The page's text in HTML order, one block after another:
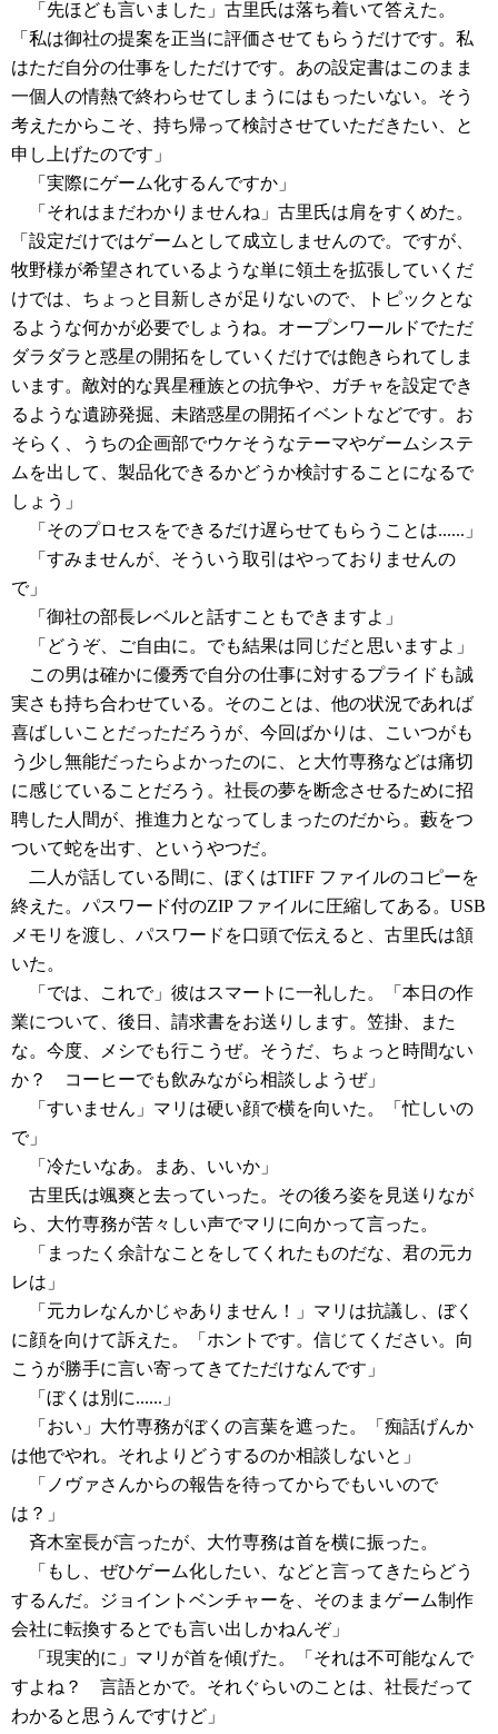
「先ほども言いました」古里氏は落ち着いて答えた。
「私は御社の提案を正当に評価させてもらうだけです。私
はただ自分の仕事をしただけです。あの設定書はこのまま
一個人の情熱で終わらせてしまうにはもったいない。そう
考えたからこそ、持ち帰って検討させていただきたい、と
申し上げたのです」
「実際にゲーム化するんですか」
「それはまだわかりませんね」古里氏は肩をすくめた。
「設定だけではゲームとして成立しませんので。ですが、
牧野様が希望されているような単に領土を拡張していくだ
けでは、ちょっと目新しさが足りないので、トピックとな
るような何かが必要でしょうね。オープンワールドでただ
ダラダラと惑星の開拓をしていくだけでは飽きられてしま
います。敵対的な異星種族との抗争や、ガチャを設定でき
るような遺跡発掘、未踏惑星の開拓イベントなどです。お
そらく、うちの企画部でウケそうなテーマやゲームシステ
ムを出して、製品化できるかどうか検討することになるで
しょう」
「そのプロセスをできるだけ遅らせてもらうことは......」
「すみませんが、そういう取引はやっておりませんの
で」
「御社の部長レベルと話すこともできますよ」
「どうぞ、ご自由に。でも結果は同じだと思いますよ」
この男は確かに優秀で自分の仕事に対するプライドも誠
実さも持ち合わせている。そのことは、他の状況であれば
喜ばしいことだっただろうが、今回ばかりは、こいつがも
う少し無能だったらよかったのに、と大竹専務などは痛切
に感じていることだろう。社長の夢を断念させるために招
聘した人間が、推進力となってしまったのだから。藪をつ
ついて蛇を出す、というやつだ。
二人が話している間に、ぼくはTIFF ファイルのコピーを
終えた。パスワード付のZIP ファイルに圧縮してある。USB
メモリを渡し、パスワードを口頭で伝えると、古里氏は頷
いた。
「では、これで」彼はスマートに一礼した。「本日の作
業について、後日、請求書をお送りします。笠掛、また
な。今度、メシでも行こうぜ。そうだ、ちょっと時間ない
か？ コーヒーでも飲みながら相談しようぜ」
「すいません」マリは硬い顔で横を向いた。「忙しいの
で」
「冷たいなあ。まあ、いいか」
古里氏は颯爽と去っていった。その後ろ姿を見送りなが
ら、大竹専務が苦々しい声でマリに向かって言った。
「まったく余計なことをしてくれたものだな、君の元カ
レは」
「元カレなんかじゃありません！」マリは抗議し、ぼく
に顔を向けて訴えた。「ホントです。信じてください。向
こうが勝手に言い寄ってきてただけなんです」
「ぼくは別に......」
「おい」大竹専務がぼくの言葉を遮った。「痴話げんか
は他でやれ。それよりどうするのか相談しないと」
「ノヴァさんからの報告を待ってからでもいいので
は？」
斉木室長が言ったが、大竹専務は首を横に振った。
「もし、ぜひゲーム化したい、などと言ってきたらどう
するんだ。ジョイントベンチャーを、そのままゲーム制作
会社に転換するとでも言い出しかねんぞ」
「現実的に」マリが首を傾げた。「それは不可能なんで
すよね？ 言語とかで。それぐらいのことは、社長だって
わかると思うんですけど」